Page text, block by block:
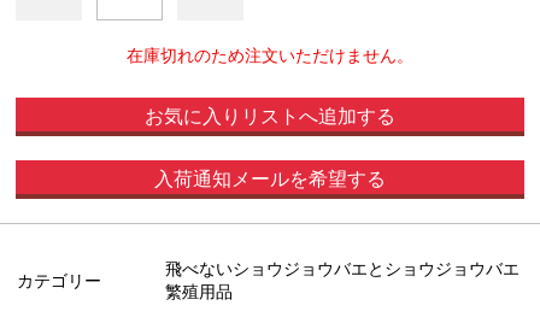
在庫切れのため注文いただけません。
お気に入りリストへ追加する
入荷通知メールを希望する
カテゴリー
飛べないショウジョウバエとショウジョウバエ
繁殖用品